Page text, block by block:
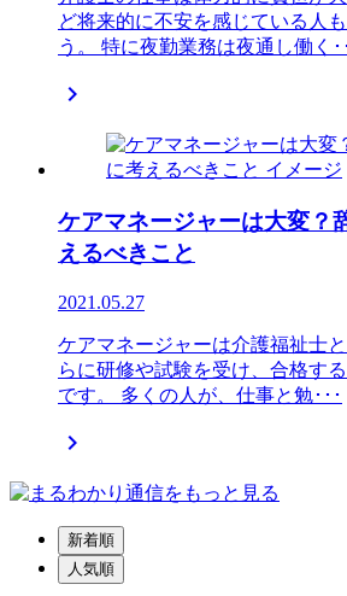
ど将来的に不安を感じている人
う。 特に夜勤業務は夜通し働く･

ケアマネージャーは大変？
えるべきこと
2021.05.27
ケアマネージャーは介護福祉士
らに研修や試験を受け、合格す
です。 多くの人が、仕事と勉･･･

新着順
人気順